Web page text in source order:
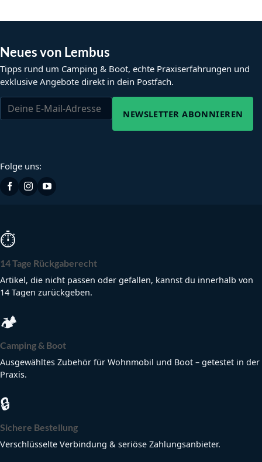
Neues von Lembus
Tipps rund um Camping & Boot, echte Praxiserfahrungen und
exklusive Angebote direkt in dein Postfach.
NEWSLETTER ABONNIEREN
Folge uns:
⏱
14 Tage Rückgaberecht
Artikel, die nicht passen oder gefallen, kannst du innerhalb von
14 Tagen zurückgeben.
🏕
Camping & Boot
Ausgewähltes Zubehör für Wohnmobil und Boot – getestet in der
Praxis.
🔒
Sichere Bestellung
Verschlüsselte Verbindung & seriöse Zahlungsanbieter.